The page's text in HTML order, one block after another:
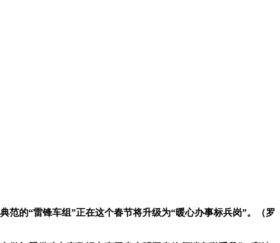
的“雷锋车组”正在这个春节将升级为“暖心办事标兵岗”。（罗